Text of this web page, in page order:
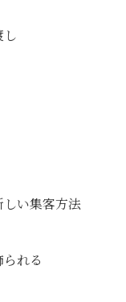
し
しい集客方法
れる